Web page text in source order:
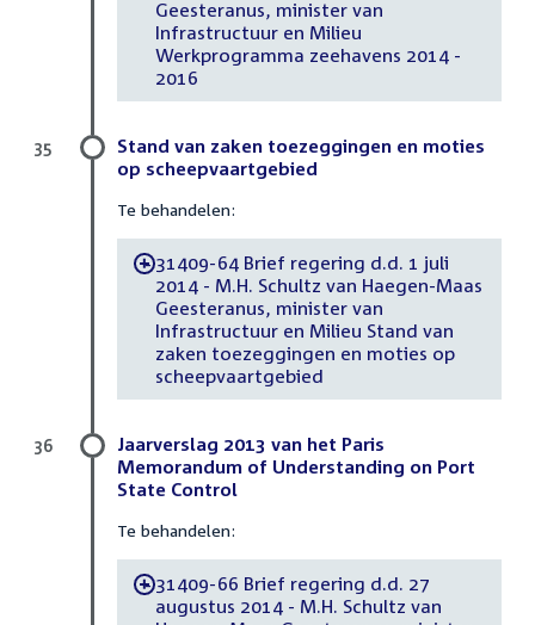
Geesteranus, minister van
Infrastructuur en Milieu
Werkprogramma zeehavens 2014 -
2016
Stand van zaken toezeggingen en moties
op scheepvaartgebied
Te behandelen:
-31409-64 Brief regering d.d. 1 juli
2014 - M.H. Schultz van Haegen-Maas
Geesteranus, minister van
Infrastructuur en Milieu Stand van
zaken toezeggingen en moties op
scheepvaartgebied
35
Jaarverslag 2013 van het Paris
Memorandum of Understanding on Port
State Control
Te behandelen:
-31409-66 Brief regering d.d. 27
augustus 2014 - M.H. Schultz van
36